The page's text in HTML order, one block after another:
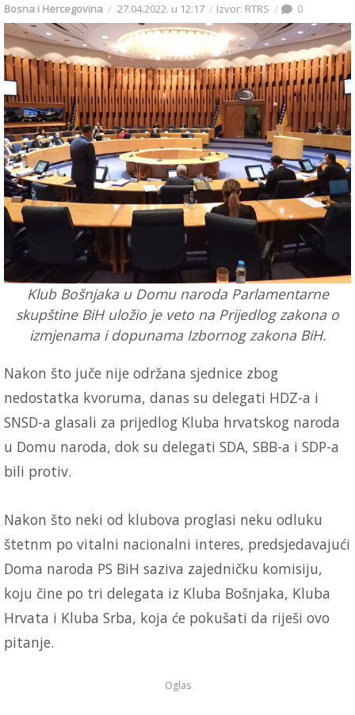
Bosna i Hercegovina 27.04.2022. u 12:17 Izvor: RTRS 0
Klub Bošnjaka u Domu naroda Parlamentarne
skupštine BiH uložio je veto na Prijedlog zakona o
izmjenama i dopunama Izbornog zakona BiH.
Nakon što juče nije održana sjednice zbog
nedostatka kvoruma, danas su delegati HDZ-a i
SNSD-a glasali za prijedlog Kluba hrvatskog naroda
u Domu naroda, dok su delegati SDA, SBB-a i SDP-a
bili protiv.
Nakon što neki od klubova proglasi neku odluku
štetnm po vitalni nacionalni interes, predsjedavajući
Doma naroda PS BiH saziva zajedničku komisiju,
koju čine po tri delegata iz Kluba Bošnjaka, Kluba
Hrvata i Kluba Srba, koja će pokušati da riješi ovo
pitanje.
Oglas